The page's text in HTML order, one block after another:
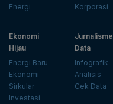
Energi
Korporasi
Ekonomi
Hijau
Energi Baru
Ekonomi
Sirkular
Investasi
Jurnalisme
Data
Infografik
Analisis
Cek Data